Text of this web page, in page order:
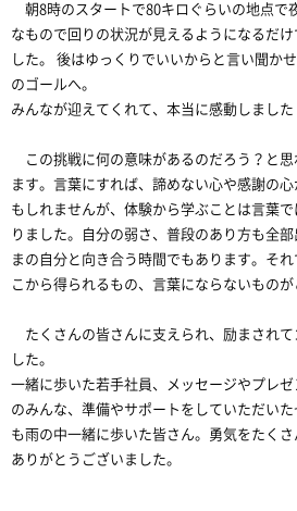
朝8時のスタートで80キロぐらいの地点で
なもので回りの状況が見えるようになるだ
した。 後はゆっくりでいいからと言い聞か
のゴールへ。
みんなが迎えてくれて、本当に感動しました
この挑戦に何の意味があるのだろう？と思
ます。言葉にすれば、諦めない心や感謝の
もしれませんが、体験から学ぶことは言葉
りました。自分の弱さ、普段のあり方も全
まの自分と向き合う時間でもあります。そ
こから得られるもの、言葉にならないものが
たくさんの皆さんに支えられ、励まされて
した。
一緒に歩いた若手社員、メッセージやプレ
のみんな、準備やサポートをしていただい
も雨の中一緒に歩いた皆さん。勇気をたく
ありがとうございました。